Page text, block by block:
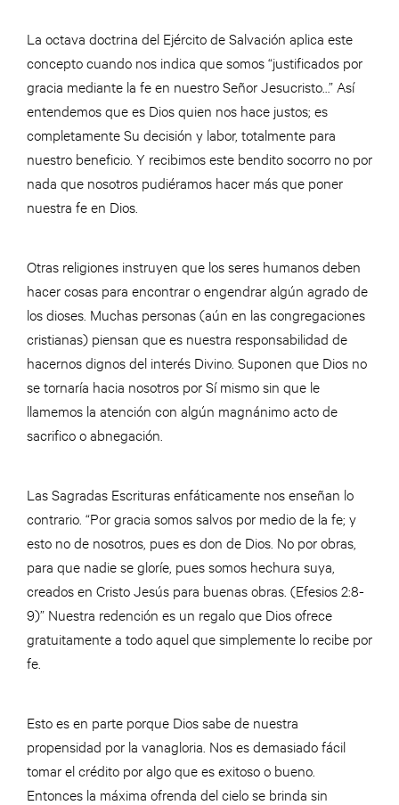
La octava doctrina del Ejército de Salvación aplica este
concepto cuando nos indica que somos “justificados por
gracia mediante la fe en nuestro Señor Jesucristo…” Así
entendemos que es Dios quien nos hace justos; es
completamente Su decisión y labor, totalmente para
nuestro beneficio. Y recibimos este bendito socorro no por
nada que nosotros pudiéramos hacer más que poner
nuestra fe en Dios.
Otras religiones instruyen que los seres humanos deben
hacer cosas para encontrar o engendrar algún agrado de
los dioses. Muchas personas (aún en las congregaciones
cristianas) piensan que es nuestra responsabilidad de
hacernos dignos del interés Divino. Suponen que Dios no
se tornaría hacia nosotros por Sí mismo sin que le
llamemos la atención con algún magnánimo acto de
sacrifico o abnegación.
Las Sagradas Escrituras enfáticamente nos enseñan lo
contrario. “Por gracia somos salvos por medio de la fe; y
esto no de nosotros, pues es don de Dios. No por obras,
para que nadie se gloríe, pues somos hechura suya,
creados en Cristo Jesús para buenas obras. (Efesios 2:8-
9)” Nuestra redención es un regalo que Dios ofrece
gratuitamente a todo aquel que simplemente lo recibe por
fe.
Esto es en parte porque Dios sabe de nuestra
propensidad por la vanagloria. Nos es demasiado fácil
tomar el crédito por algo que es exitoso o bueno.
Entonces la máxima ofrenda del cielo se brinda sin